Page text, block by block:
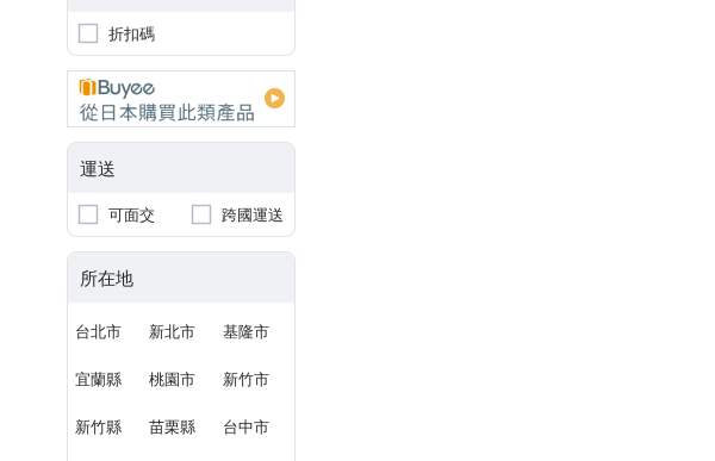
折扣碼
運送
可面交 跨國運送
所在地
台北市 新北市 基隆市
宜蘭縣 桃園市 新竹市
新竹縣 苗栗縣 台中市